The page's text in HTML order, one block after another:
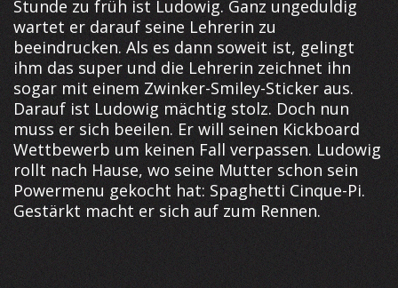
Stunde zu früh ist Ludowig. Ganz ungeduldig
wartet er darauf seine Lehrerin zu
beeindrucken. Als es dann soweit ist, gelingt
ihm das super und die Lehrerin zeichnet ihn
sogar mit einem Zwinker-Smiley-Sticker aus.
Darauf ist Ludowig mächtig stolz. Doch nun
muss er sich beeilen. Er will seinen Kickboard
Wettbewerb um keinen Fall verpassen. Ludowig
rollt nach Hause, wo seine Mutter schon sein
Powermenu gekocht hat: Spaghetti Cinque-Pi.
Gestärkt macht er sich auf zum Rennen.